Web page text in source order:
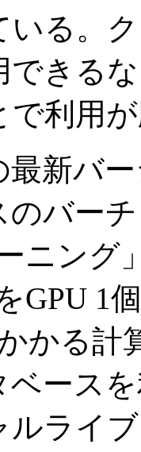
いる。
できる
で利用
新バー
のバー
ーニン
GPU 1
かる計
ベース
ルライ